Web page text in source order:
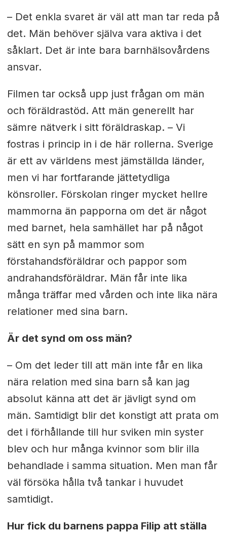
– Det enkla svaret är väl att man tar reda på
det. Män behöver själva vara aktiva i det
såklart. Det är inte bara barnhälsovårdens
ansvar.
Filmen tar också upp just frågan om män
och föräldrastöd. Att män generellt har
sämre nätverk i sitt föräldraskap. – Vi
fostras i princip in i de här rollerna. Sverige
är ett av världens mest jämställda länder,
men vi har fortfarande jättetydliga
könsroller. Förskolan ringer mycket hellre
mammorna än papporna om det är något
med barnet, hela samhället har på något
sätt en syn på mammor som
förstahandsföräldrar och pappor som
andrahandsföräldrar. Män får inte lika
många träffar med vården och inte lika nära
relationer med sina barn.
Är det synd om oss män?
– Om det leder till att män inte får en lika
nära relation med sina barn så kan jag
absolut känna att det är jävligt synd om
män. Samtidigt blir det konstigt att prata om
det i förhållande till hur sviken min syster
blev och hur många kvinnor som blir illa
behandlade i samma situation. Men man får
väl försöka hålla två tankar i huvudet
samtidigt.
Hur fick du barnens pappa Filip att ställa